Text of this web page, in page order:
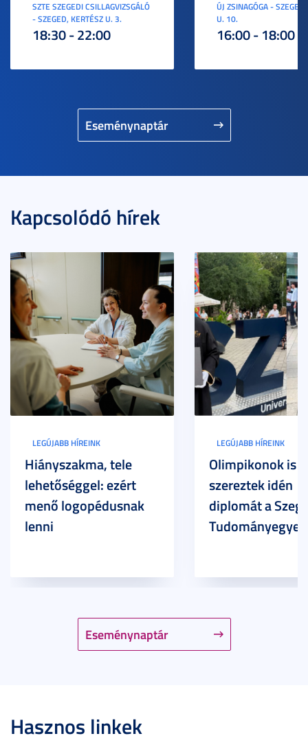
Eseménynaptár
SZTE SZEGEDI CSILLAGVIZSGÁLÓ
- SZEGED, KERTÉSZ U. 3.
18:30 - 22:00
ÚJ ZSINAGÓGA -
U. 10.
16:00 - 18:00
Kapcsolódó hírek
Eseménynaptár
LEGÚJABB HÍREINK
Hiányszakma, tele
lehetőséggel: ezért
menő logopédusnak
lenni
LEGÚJABB HÍREINK
Olimpikonok is
szereztek idén
diplomát a
Hasznos linkek